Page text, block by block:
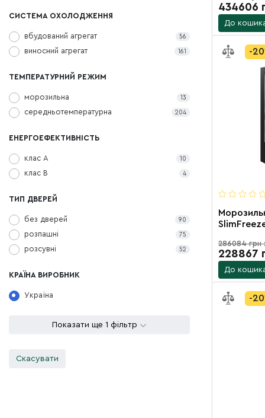
СИСТЕМА ОХОЛОДЖЕННЯ
вбудований агрегат 56
виносний агрегат 161
ТЕМПЕРАТУРНИЙ РЕЖИМ
морозильна 13
середньотемпературна 204
ЕНЕРГОЕФЕКТИВНІСТЬ
клас А 10
клас В 4
ТИП ДВЕРЕЙ
без дверей 90
розпашні 75
розсувні 52
КРАЇНА ВИРОБНИК
Україна
Показати ще 1 фільтр
Скасувати
434606
До
-
286084 грн
228867
До
-